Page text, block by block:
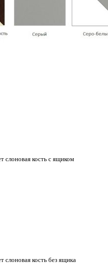
слоновая кость с ящиком
слоновая кость без ящика